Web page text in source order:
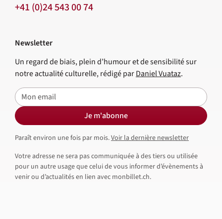
+41 (0)24 543 00 74
Newsletter
Un regard de biais, plein d’humour et de sensibilité sur
notre actualité culturelle, rédigé parDaniel Vuataz.
E-mail
Je m'abonne
Paraît environ une fois par mois.Voir la dernière newsletter
Votre adresse ne sera pas communiquée à des tiers ou utilisée
pour un autre usage que celui de vous informer d’évènements à
venir ou d’actualités en lien avec monbillet.ch.